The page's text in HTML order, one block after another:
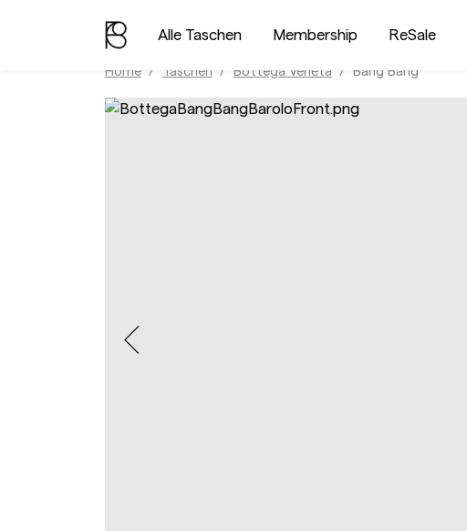
Alle Taschen Membership ReSale
Home Taschen Bottega Veneta Bang Bang